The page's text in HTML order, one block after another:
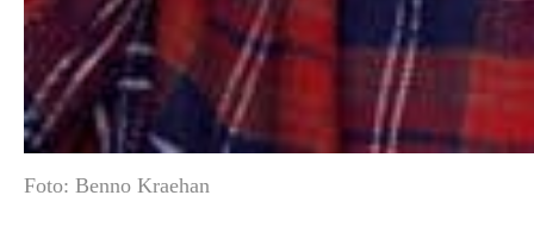
Foto: Benno Kraehan